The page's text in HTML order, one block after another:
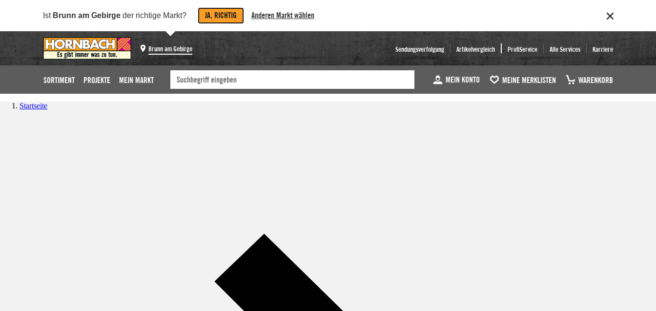
Ist Brunn am Gebirge der richtige Markt? JA, RICHTIG Anderen Markt wählen
Brunn am Gebirge Sendungsverfolgung Artikelvergleich ProfiService Alle Services Karriere
SORTIMENT PROJEKTE MEIN MARKT MEIN KONTO MEINE MERKLISTEN WARENKORB
Startseite